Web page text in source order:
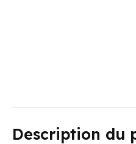
Description du